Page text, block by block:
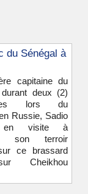
du Sénégal à
capitaine du
durant deux (2)
lors du
Russie, Sadio
en visite à
son terroir
ce brassard
Cheikhou